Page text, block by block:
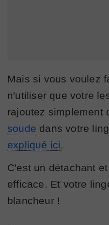
Mais si vous voulez
n'utiliser que votre
rajoutez simplement
soude dans votre
expliqué ici.
C'est un détachant
efficace. Et votre
blancheur !